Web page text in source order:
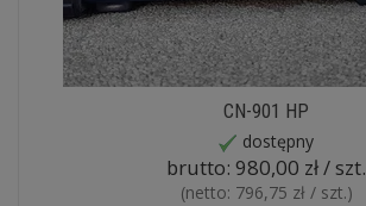
CN-901 HP
dostępny
brutto: 980,00 zł / szt.
(netto: 796,75 zł / szt.)